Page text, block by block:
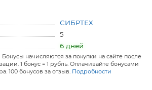
СИБРТЕХ
5
6 дней
Бонусы начисляются за покупки на сайте после
1 бонус = 1 рубль. Оплачивайте бонусами
100 бонусов за отзыв. Подробности